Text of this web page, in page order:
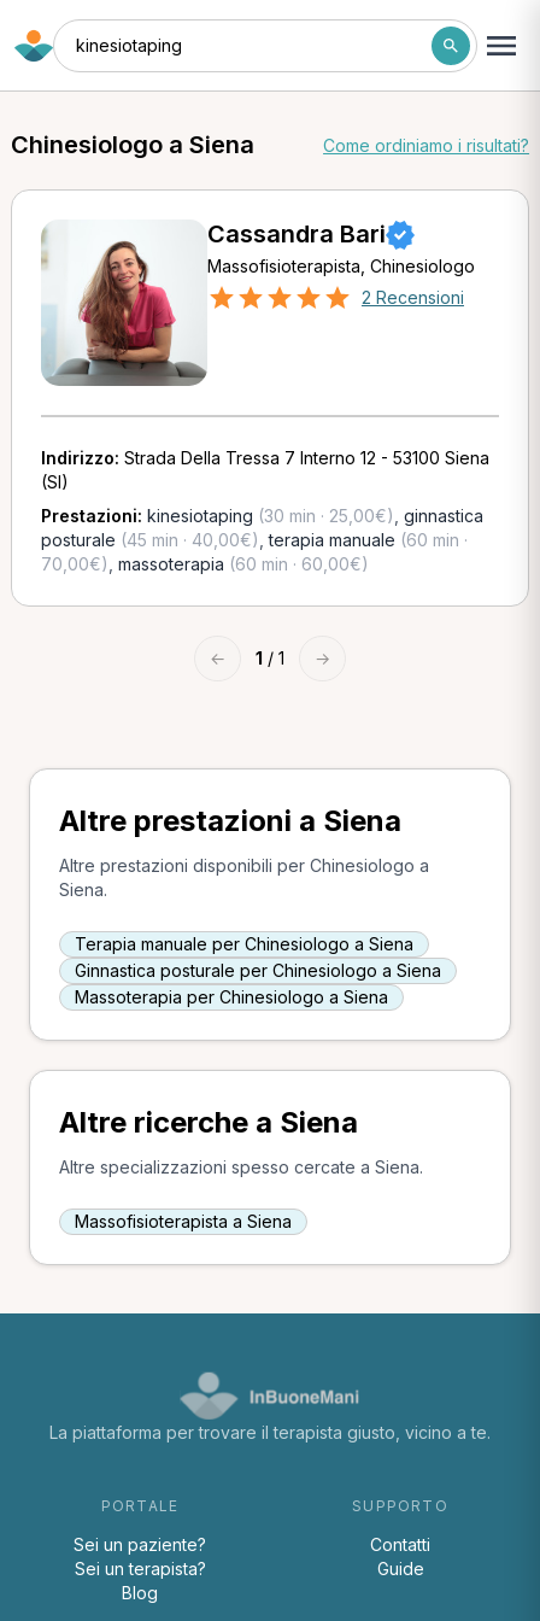
kinesiotaping
Chinesiologo a Siena Come ordiniamo i risultati?
Cassandra Bari
Massofisioterapista, Chinesiologo
2 Recensioni
Indirizzo: Strada Della Tressa 7 Interno 12 - 53100 Siena
(SI)
Prestazioni: kinesiotaping (30 min · 25,00€) ginnastica
posturale (45 min · 40,00€) ,terapia manuale (60 min ·
70,00€) massoterapia (60 min · 60,00€)
← 1 / 1 →
Altre prestazioni a Siena
Altre prestazioni disponibili per Chinesiologo a
Siena.
Terapia manuale per Chinesiologo a Siena
Ginnastica posturale per Chinesiologo a Siena
Massoterapia per Chinesiologo a Siena
Altre ricerche a Siena
Altre specializzazioni spesso cercate a Siena.
Massofisioterapista a Siena
La piattaforma per trovare il terapista giusto, vicino a te.
PORTALE
Sei un paziente?
Sei un terapista?
Blog
SUPPORTO
Contatti
Guide